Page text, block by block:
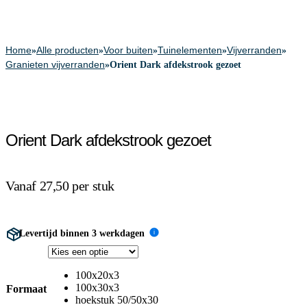
Home»Alle producten»Voor buiten»Tuinelementen»Vijverranden»
Granieten vijverranden»Orient Dark afdekstrook gezoet
Orient Dark afdekstrook gezoet
Vanaf 27,50 per stuk
Levertijd binnen 3 werkdagen i
Formaat
100x20x3
100x30x3
hoekstuk 50/50x30